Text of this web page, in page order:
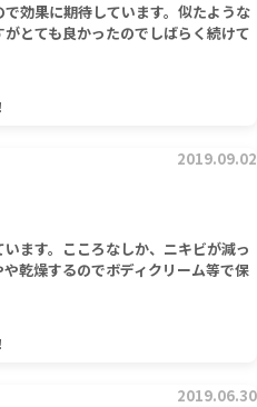
効果に期待しています。似たような
とても良かったのでしばらく続けて
2019.09.02
ます。こころなしか、ニキビが減っ
乾燥するのでボディクリーム等で保
2019.06.30